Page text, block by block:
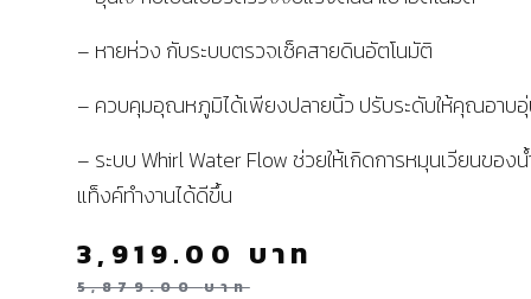
– หายห่วง กับระบบตรวจเช็คสายดินอัตโนมัติ
– ควบคุมอุณหภูมิได้เพียงปลายนิ้ว ปรับระดับให้คุณอาบ
– ระบบ Whirl Water Flow ช่วยให้เกิดการหมุนเวียนของน้
แท็งค์ทำงานได้ดีขึ้น
5,879.00บาท
3,919.00 บาท